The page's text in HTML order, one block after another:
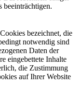
beeinträchtigen.
bezeichnet, die
notwendig sind
Daten der
eingebettete Inhalte
die Zustimmung
auf Ihrer Website